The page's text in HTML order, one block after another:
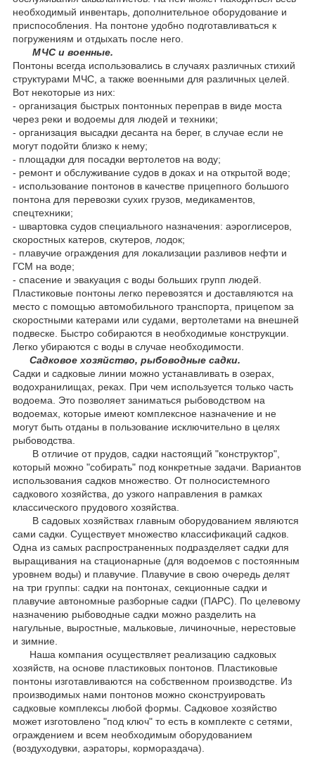
необходимый инвентарь, дополнительное оборудование и
приспособления. На понтоне удобно подготавливаться к
погружениям и отдыхать после него.
МЧС и военные.
Понтоны всегда использовались в случаях различных стихий
структурами МЧС, а также военными для различных целей.
Вот некоторые из них:
- организация быстрых понтонных переправ в виде моста
через реки и водоемы для людей и техники;
- организация высадки десанта на берег, в случае если не
могут подойти близко к нему;
- площадки для посадки вертолетов на воду;
- ремонт и обслуживание судов в доках и на открытой воде;
- использование понтонов в качестве прицепного большого
понтона для перевозки сухих грузов, медикаментов,
спецтехники;
- швартовка судов специального назначения: аэроглисеров,
скоростных катеров, скутеров, лодок;
- плавучие ограждения для локализации разливов нефти и
ГСМ на воде;
- спасение и эвакуация с воды больших групп людей.
Пластиковые понтоны легко перевозятся и доставляются на
место с помощью автомобильного транспорта, прицепом за
скоростными катерами или судами, вертолетами на внешней
подвеске. Быстро собираются в необходимые конструкции.
Легко убираются с воды в случае необходимости.
Садковое хозяйство, рыбоводные садки.
Садки и садковые линии можно устанавливать в озерах,
водохранилищах, реках. При чем используется только часть
водоема. Это позволяет заниматься рыбоводством на
водоемах, которые имеют комплексное назначение и не
могут быть отданы в пользование исключительно в целях
рыбоводства.
В отличие от прудов, садки настоящий "конструктор",
который можно "собирать" под конкретные задачи. Вариантов
использования садков множество. От полносистемного
садкового хозяйства, до узкого направления в рамках
классического прудового хозяйства.
В садовых хозяйствах главным оборудованием являются
сами садки. Существует множество классификаций садков.
Одна из самых распространенных подразделяет садки для
выращивания на стационарные (для водоемов с постоянным
уровнем воды) и плавучие. Плавучие в свою очередь делят
на три группы: садки на понтонах, секционные садки и
плавучие автономные разборные садки (ПАРС). По целевому
назначению рыбоводные садки можно разделить на
нагульные, выростные, мальковые, личиночные, нерестовые
и зимние.
Наша компания осуществляет реализацию садковых
хозяйств, на основе пластиковых понтонов. Пластиковые
понтоны изготавливаются на собственном производстве. Из
производимых нами понтонов можно сконструировать
садковые комплексы любой формы. Садковое хозяйство
может изготовлено "под ключ" то есть в комплекте с сетями,
ограждением и всем необходимым оборудованием
(воздуходувки, аэраторы, кормораздача).